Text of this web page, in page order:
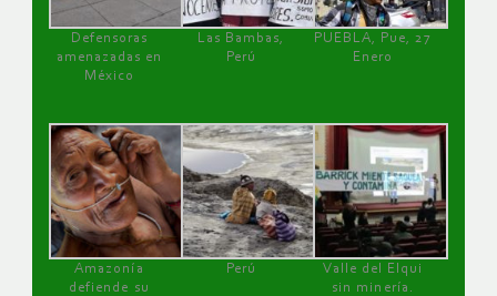
Defensoras
amenazadas en
México
Las Bambas,
Perú
PUEBLA, Pue, 27
Enero
Amazonía
defiende su
Perú
Valle del Elqui
sin minería.